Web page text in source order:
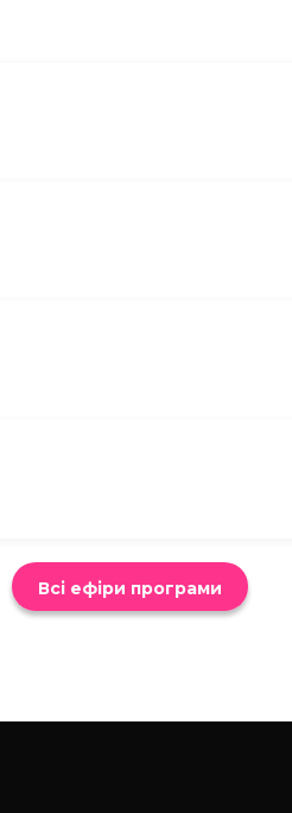
Всі ефіри програми